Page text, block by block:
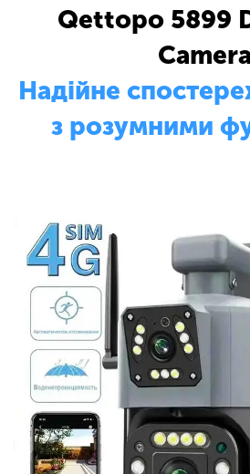
Qettopo 5899
Camera
Надійне
з розумними